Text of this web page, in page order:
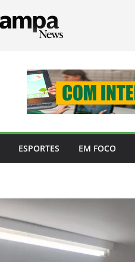
ESPORTES EM FOCO